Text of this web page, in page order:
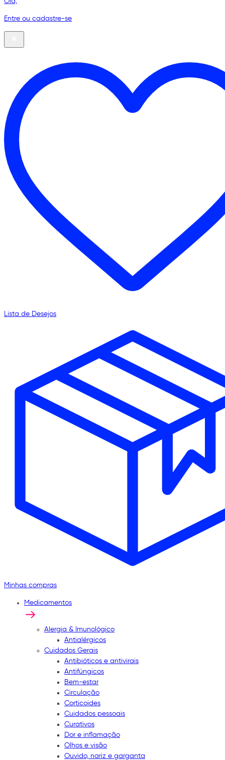
Entre ou cadastre-se
Lista de Desejos
Minhas compras
Medicamentos
Alergia & Imunológico
Antialérgicos
Cuidados Gerais
Antibióticos e antivirais
Antifúngicos
Bem-estar
Circulação
Corticoides
Cuidados pessoais
Curativos
Dor e inflamação
Olhos e visão
Ouvido, nariz e garganta